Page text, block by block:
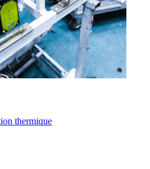
thermique